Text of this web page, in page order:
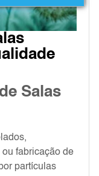
Salas
fabricação de
partículas